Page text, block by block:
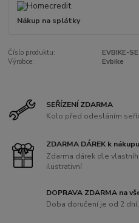
Nákup na splátky
Číslo produktu:
EVBIKE-
Výrobce:
Evbike
SEŘÍZENÍ ZDARMA
Kolo před odesláním
ZDARMA DÁREK k
Zdarma dárek dle
ilustrativní
DOPRAVA ZDARMA na
Doba doručení je od 2